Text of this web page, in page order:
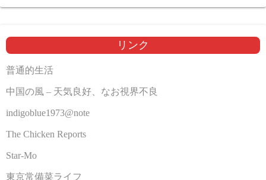
リンク
普通的生活
中国の風 – 天気良好、なお視界不良
indigoblue1973@note
The Chicken Reports
Star-Mo
東京常備菜ライフ